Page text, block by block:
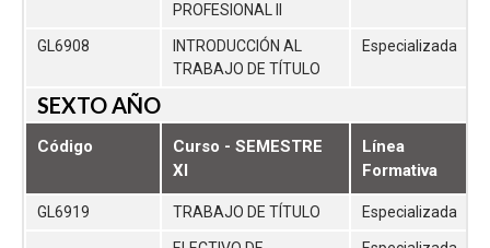
PROFESIONAL II
GL6908
INTRODUCCIÓN AL
TRABAJO DE TÍTULO
Especializada
SEXTO AÑO
Código
Curso - SEMESTRE
XI
Línea
Formativa
GL6919 TRABAJO DE TÍTULO Especializada